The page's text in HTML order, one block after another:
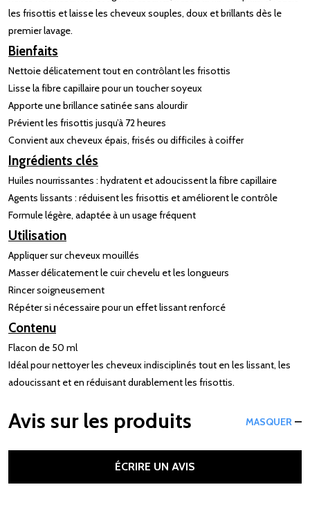
les frisottis et laisse les cheveux souples, doux et brillants dès le
premier lavage.
Bienfaits
Nettoie délicatement tout en contrôlant les frisottis
Lisse la fibre capillaire pour un toucher soyeux
Apporte une brillance satinée sans alourdir
Prévient les frisottis jusqu’à 72 heures
Convient aux cheveux épais, frisés ou difficiles à coiffer
Ingrédients clés
Huiles nourrissantes : hydratent et adoucissent la fibre capillaire
Agents lissants : réduisent les frisottis et améliorent le contrôle
Formule légère, adaptée à un usage fréquent
Utilisation
Appliquer sur cheveux mouillés
Masser délicatement le cuir chevelu et les longueurs
Rincer soigneusement
Répéter si nécessaire pour un effet lissant renforcé
Contenu
Flacon de 50 ml
Idéal pour nettoyer les cheveux indisciplinés tout en les lissant, les
adoucissant et en réduisant durablement les frisottis.
Avis sur les produits MASQUER
ÉCRIRE UN AVIS